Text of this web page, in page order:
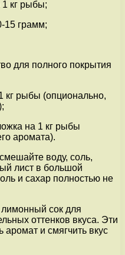
кг рыбы;
15 грамм;
для полного покрытия
кг рыбы (опционально,
на 1 кг рыбы
аромата).
воду, соль,
лист в большой
и сахар полностью не
лимонный сок для
оттенков вкуса. Эти
аромат и смягчить вкус